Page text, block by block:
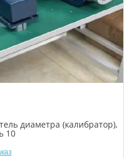
диаметра (калибратор),
10